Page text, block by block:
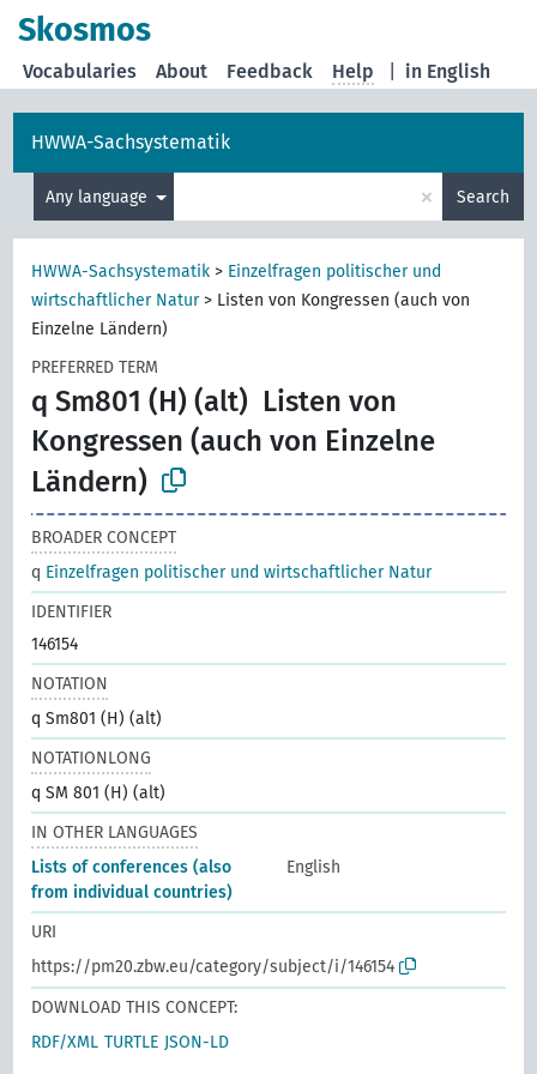
Skosmos
in English
Vocabularies About Feedback Help
HWWA-Sachsystematik
Any language × Search
HWWA-Sachsystematik > Einzelfragen politischer und
wirtschaftlicher Natur> Listen von Kongressen (auch von
Einzelne Ländern)
PREFERRED TERM
q Sm801 (H) (alt) Listen von
Kongressen (auch von Einzelne
Ländern)
BROADER CONCEPT
q Einzelfragen politischer und wirtschaftlicher Natur
IDENTIFIER
146154
NOTATION
q Sm801 (H) (alt)
NOTATIONLONG
q SM 801 (H) (alt)
IN OTHER LANGUAGES
Lists of conferences (also
from individual countries)
English
URI
https://pm20.zbw.eu/category/subject/i/146154
DOWNLOAD THIS CONCEPT:
RDF/XML TURTLE JSON-LD